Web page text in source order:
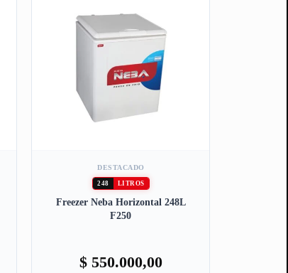
DESTACADO
248 LITROS
Freezer Neba Horizontal 248L
F250
$550.000,00